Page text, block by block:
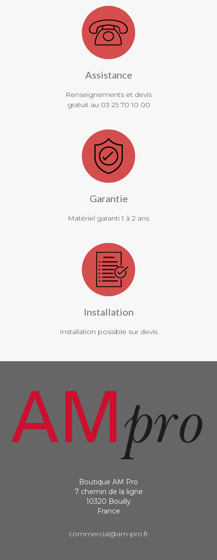
Assistance
Renseignements et devis
gratuit au 03 25 70 10 00
Garantie
Matériel garanti 1 à 2 ans
Installation
Installation possible sur devis
Boutique AM Pro
7 chemin de la ligne
10320 Bouilly
France
commercial@am-pro.fr